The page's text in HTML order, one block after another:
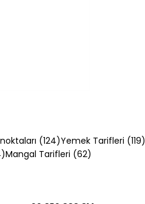
(124)124 yazı
Yemek Tarifleri (119)
74 yazı
Mangal Tarifleri (62)